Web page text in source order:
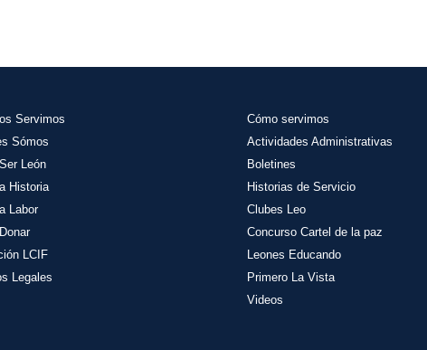
Servimos
Sómos
León
Historia
Labor
LCIF
Legales
Cómo servimos
Actividades Administrativas
Boletines
Historias de Servicio
Clubes Leo
Concurso Cartel de la paz
Leones Educando
Primero La Vista
Videos